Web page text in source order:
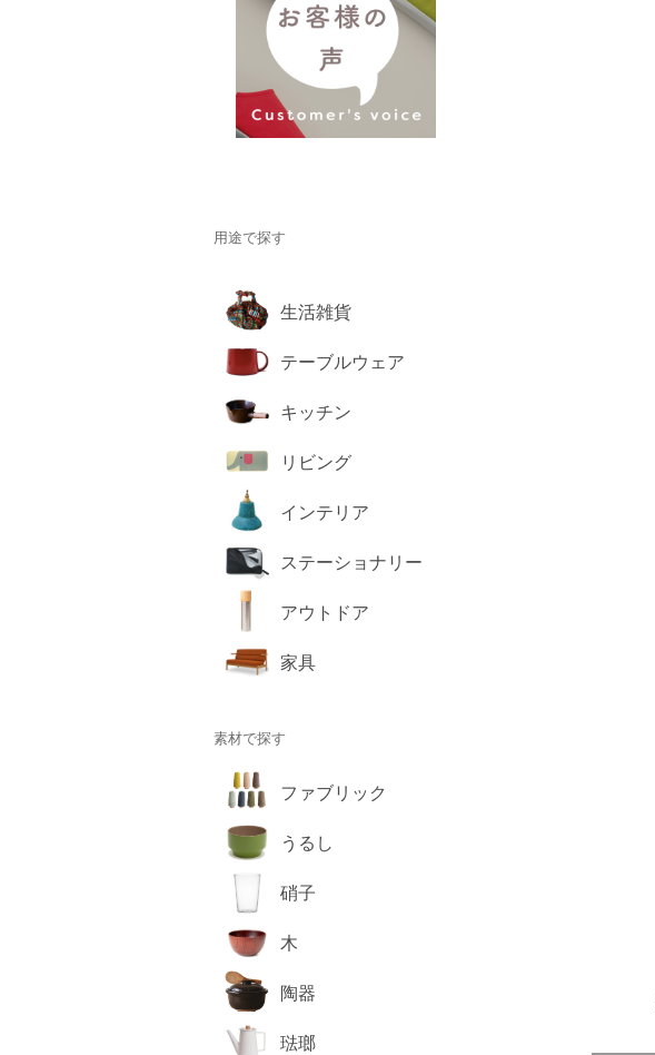
用途で探す
生活雑貨
テーブルウェア
キッチン
リビング
インテリア
ステーショナリー
アウトドア
家具
素材で探す
ファブリック
うるし
硝子
木
陶器
琺瑯